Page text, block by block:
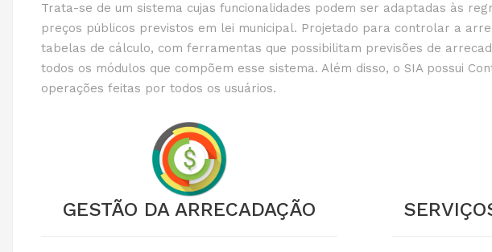
Trata-se de um sistema cujas funcionalidades podem ser adaptadas às
preços públicos previstos em lei municipal. Projetado para controlar a
tabelas de cálculo, com ferramentas que possibilitam previsões de
todos os módulos que compõem esse sistema. Além disso, o SIA possui
operações feitas por todos os usuários.
GESTÃO DA ARRECADAÇÃO